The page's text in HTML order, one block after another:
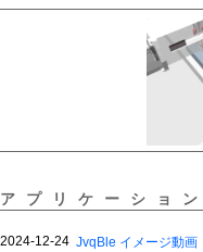
アプリケーショ